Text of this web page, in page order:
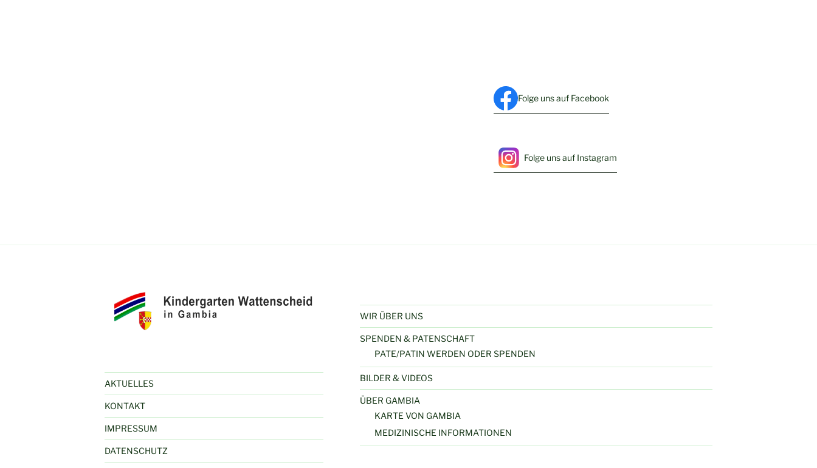
Folge uns auf Facebook
Folge uns auf Instagram
AKTUELLES
KONTAKT
IMPRESSUM
DATENSCHUTZ
WIR ÜBER UNS
SPENDEN & PATENSCHAFT
PATE/PATIN WERDEN ODER SPENDEN
BILDER & VIDEOS
ÜBER GAMBIA
KARTE VON GAMBIA
MEDIZINISCHE INFORMATIONEN